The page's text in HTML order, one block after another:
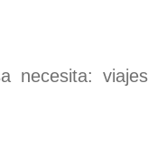
necesita: